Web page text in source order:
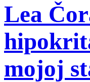
Lea
mojoj